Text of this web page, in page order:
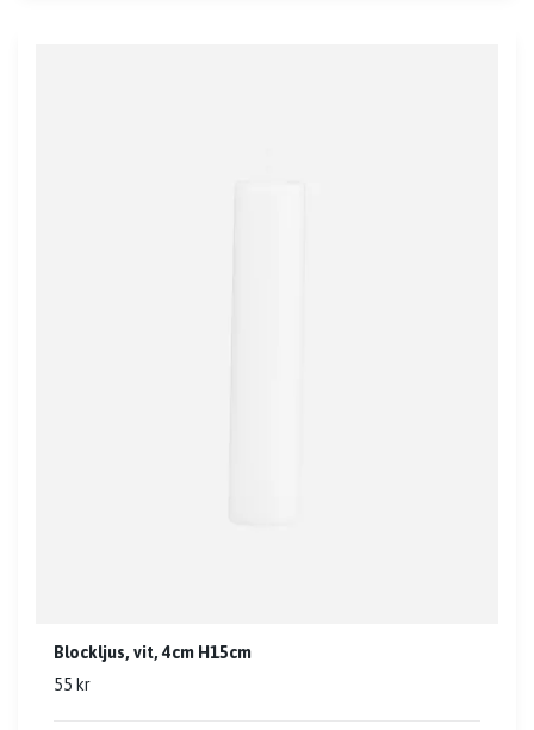
Blockljus, vit, 4cm H15cm
55 kr